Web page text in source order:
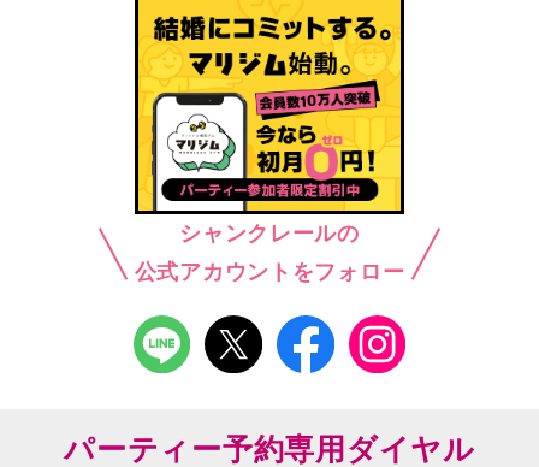
シャンクレールの
公式アカウントをフォロー
パーティー予約専用ダイヤル